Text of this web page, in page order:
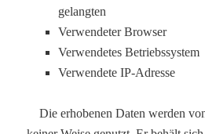
gelangten
Verwendeter Browser
Verwendetes Betriebssystem
Verwendete IP-Adresse
Die erhobenen Daten werden